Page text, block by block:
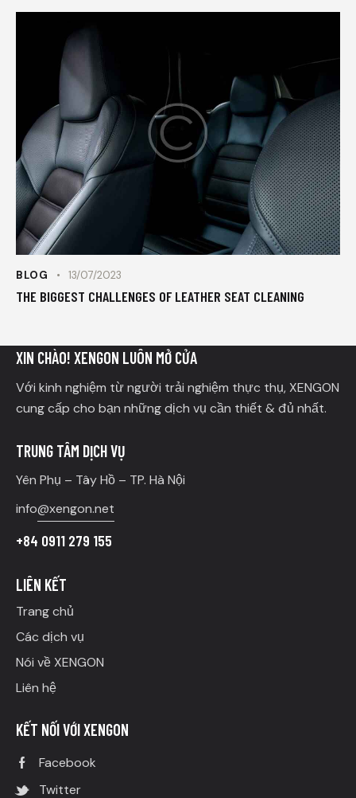
BLOG 13/07/2023
THE BIGGEST CHALLENGES OF LEATHER SEAT CLEANING
XIN CHÀO! XENGON LUÔN MỞ CỬA
Với kinh nghiệm từ người trải nghiệm thực thụ, XENGON
cung cấp cho bạn những dịch vụ cần thiết & đủ nhất.
TRUNG TÂM DỊCH VỤ
Yên Phụ – Tây Hồ – TP. Hà Nội
info@xengon.net
+84 0911 279 155
LIÊN KẾT
Trang chủ
Các dịch vụ
Nói về XENGON
Liên hệ
KẾT NỐI VỚI XENGON
Facebook
Twitter